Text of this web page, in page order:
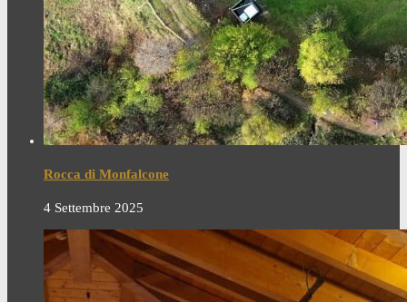
Rocca di Monfalcone
4 Settembre 2025